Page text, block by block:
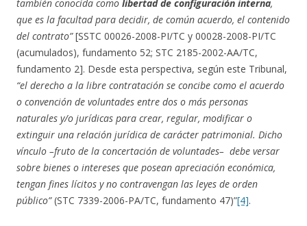
también conocida como libertad de configuración interna,
que es la facultad para decidir, de común acuerdo, el contenido
del contrato”[SSTC 00026-2008-PI/TC y 00028-2008-PI/TC
(acumulados), fundamento 52; STC 2185-2002-AA/TC,
fundamento 2]. Desde esta perspectiva, según este Tribunal,
“el derecho a la libre contratación se concibe como el acuerdo
o convención de voluntades entre dos o más personas
naturales y/o jurídicas para crear, regular, modificar o
extinguir una relación jurídica de carácter patrimonial. Dicho
vínculo –fruto de la concertación de voluntades– debe versar
sobre bienes o intereses que posean apreciación económica,
tengan fines lícitos y no contravengan las leyes de orden
público”(STC 7339-2006-PA/TC, fundamento 47)”[4].